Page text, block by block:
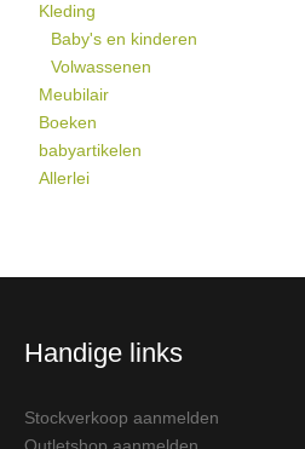
Kleding
Baby's en kinderen
Volwassenen
Meubilair
Boeken
babyartikelen
Allerlei
Handige links
Stockverkoop aanmelden